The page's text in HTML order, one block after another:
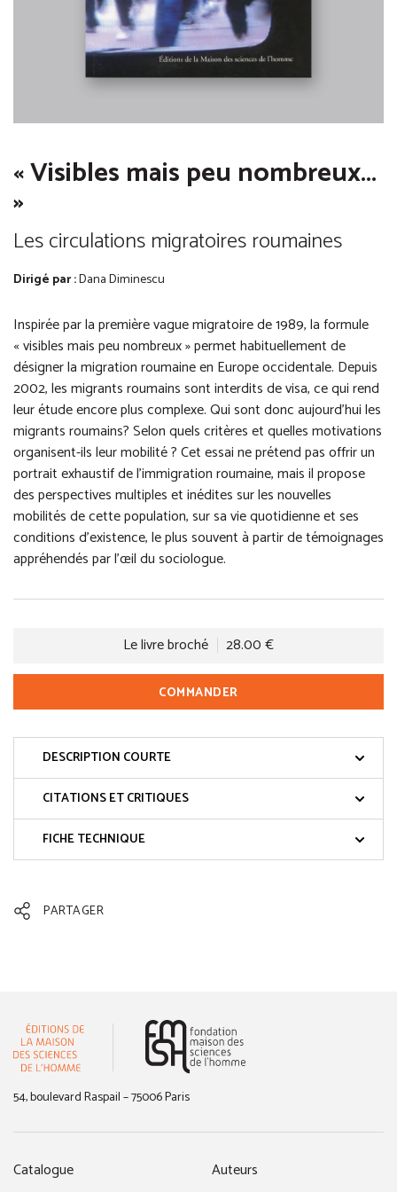
« Visibles mais peu nombreux...
»
Les circulations migratoires roumaines
Dirigé par :Dana Diminescu
Inspirée par la première vague migratoire de 1989, la formule
« visibles mais peu nombreux » permet habituellement de
désigner la migration roumaine en Europe occidentale. Depuis
2002, les migrants roumains sont interdits de visa, ce qui rend
leur étude encore plus complexe. Qui sont donc aujourd’hui les
migrants roumains? Selon quels critères et quelles motivations
organisent-ils leur mobilité ? Cet essai ne prétend pas offrir un
portrait exhaustif de l’immigration roumaine, mais il propose
des perspectives multiples et inédites sur les nouvelles
mobilités de cette population, sur sa vie quotidienne et ses
conditions d’existence, le plus souvent à partir de témoignages
appréhendés par l’œil du sociologue.
Le livre broché 28.00 €
COMMANDER
DESCRIPTION COURTE
CITATIONS ET CRITIQUES
FICHE TECHNIQUE
PARTAGER
54, boulevard Raspail – 75006 Paris
Catalogue
Auteurs